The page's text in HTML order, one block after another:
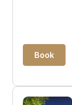
Book